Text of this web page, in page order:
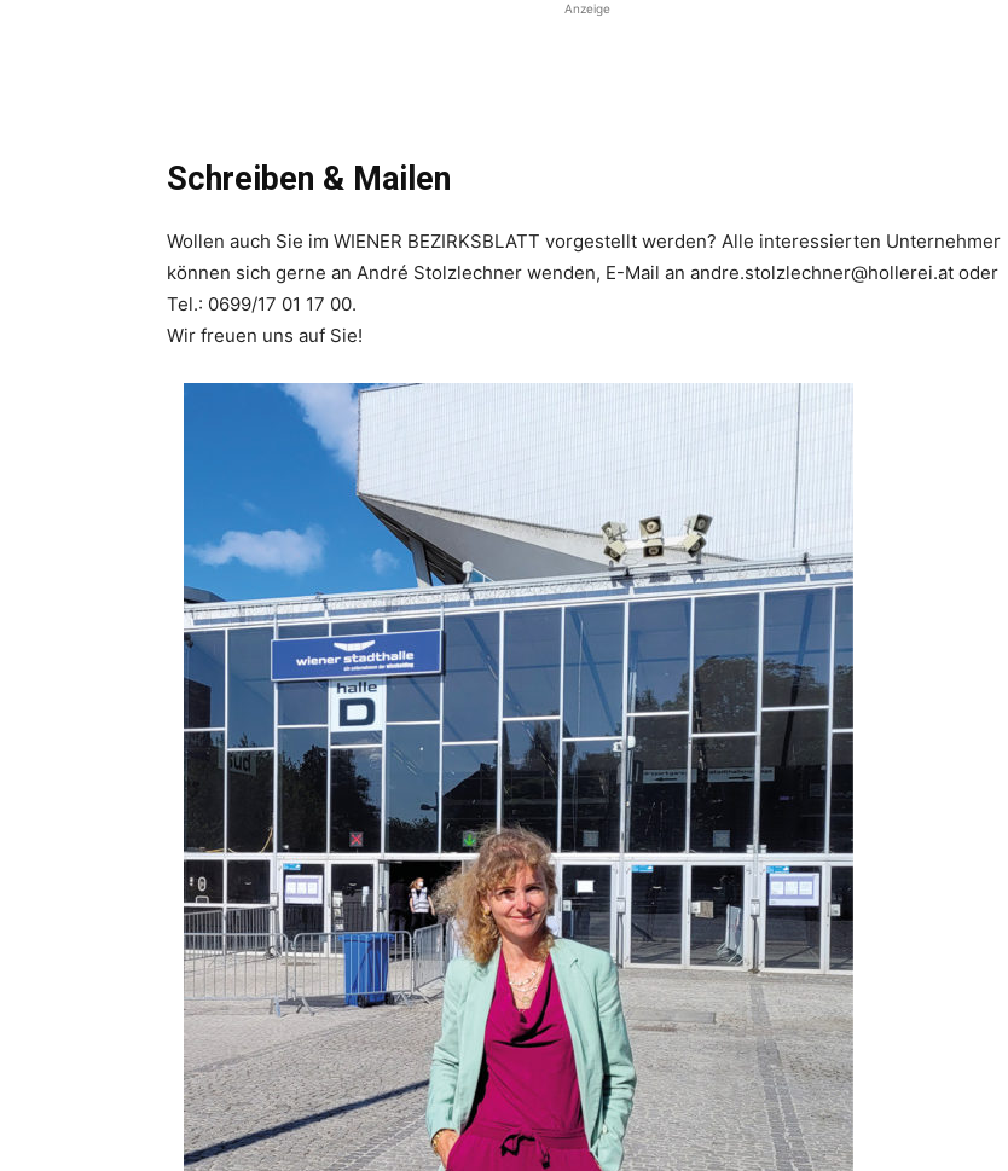
Anzeige
Schreiben & Mailen
Wollen auch Sie im ­WIENER BEZIRKSBLATT vorgestellt werden? Alle ­interessierten Unternehmer
können sich gerne an André Stolzlechner ­wenden, E-Mail an andre.stolzlechner@hollerei.at oder
Tel.: 0699/17 01 17 00.
Wir freuen uns auf Sie!